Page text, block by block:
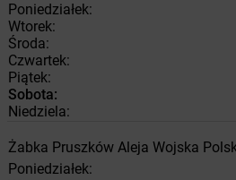
Poniedziałek:
Wtorek:
Środa:
Czwartek:
Piątek:
Sobota:
Niedziela:
Żabka Pruszków Aleja Wojska
Poniedziałek: